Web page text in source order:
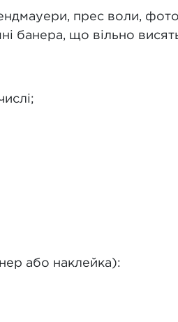
прес воли,
банера, що вільно
або наклейка):